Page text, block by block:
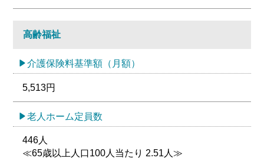
高齢福祉
介護保険料基準額（月額）
5,513円
老人ホーム定員数
446人
≪65歳以上人口100人当たり 2.51人≫